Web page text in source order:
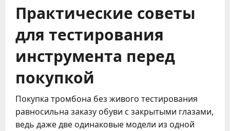
Практические советы
для тестирования
инструмента перед
покупкой
Покупка тромбона без живого тестирования
равносильна заказу обуви с закрытыми глазами,
ведь даже две одинаковые модели из одной